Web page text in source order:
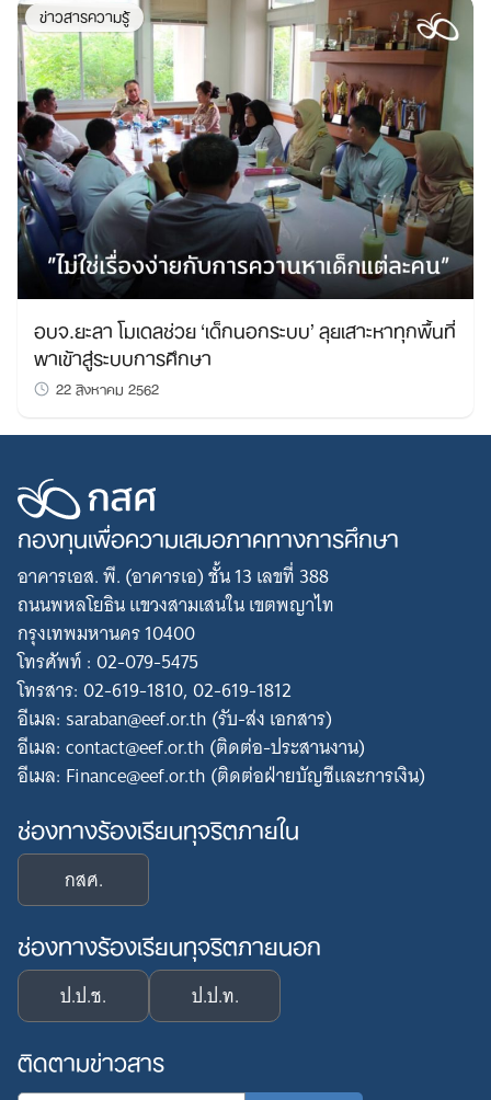
Search
for:
ข่าวสารความรู้
อบจ.ยะลา โมเดลช่วย ‘เด็กนอกระบบ’ ลุยเสาะหาทุกพื้นที่
พาเข้าสู่ระบบการศึกษา
22 สิงหาคม 2562
กองทุนเพื่อความเสมอภาคทางการศึกษา
อาคารเอส. พี. (อาคารเอ) ชั้น 13 เลขที่ 388
ถนนพหลโยธิน แขวงสามเสนใน เขตพญาไท
กรุงเทพมหานคร 10400
โทรศัพท์ : 02-079-5475
โทรสาร: 02-619-1810, 02-619-1812
อีเมล: saraban@eef.or.th (รับ-ส่ง เอกสาร)
อีเมล: contact@eef.or.th (ติดต่อ-ประสานงาน)
อีเมล: Finance@eef.or.th (ติดต่อฝ่ายบัญชีและการเงิน)
ช่องทางร้องเรียนทุจริตภายใน
กสศ.
ช่องทางร้องเรียนทุจริตภายนอก
ป.ป.ช. ป.ป.ท.
ติดตามข่าวสาร